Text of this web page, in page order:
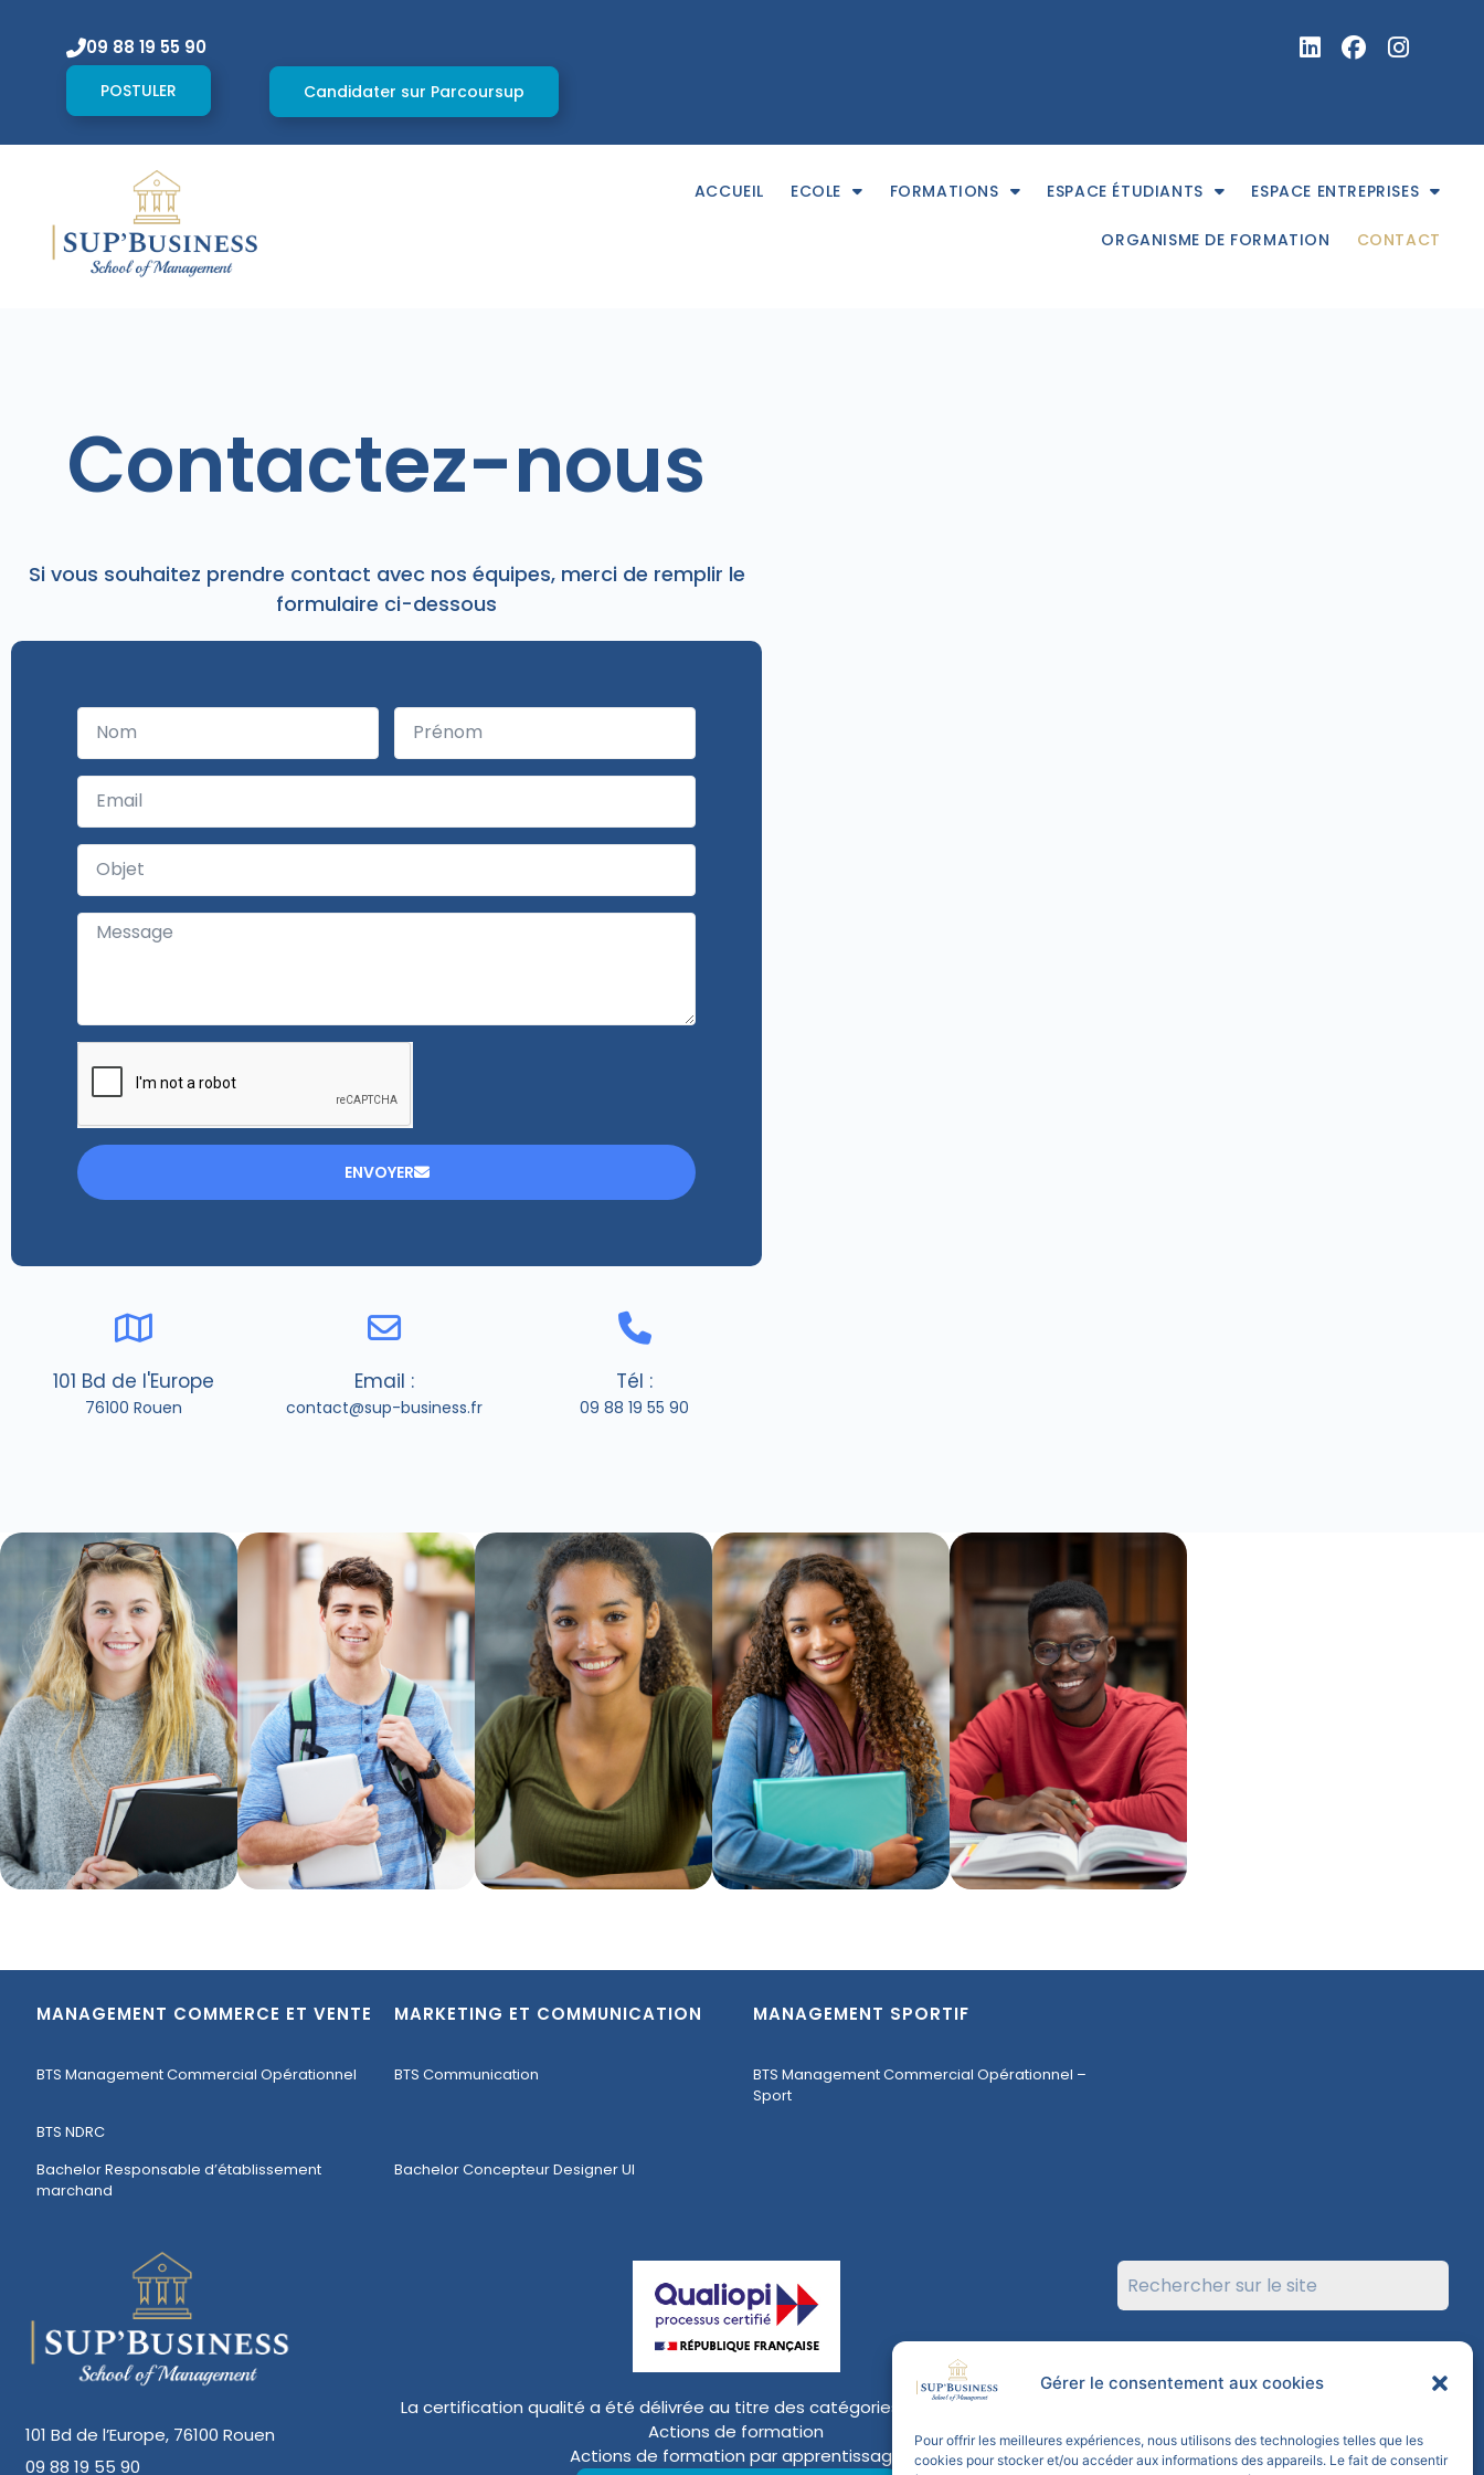
Gérer le consentement aux cookies
Pour offrir les meilleures expériences, nous utilisons des technologies telles que les
cookies pour stocker et/ou accéder aux informations des appareils. Le fait de consentir
09 88 19 55 90
POSTULER Candidater sur Parcoursup
ACCUEIL ECOLE FORMATIONS ESPACE ÉTUDIANTS ESPACE ENTREPRISES
ORGANISME DE FORMATION CONTACT
Contactez-nous
Si vous souhaitez prendre contact avec nos équipes, merci de remplir le
formulaire ci-dessous
ENVOYER
101 Bd de l'Europe
76100 Rouen
Email :
contact@sup-business.fr
Tél :
09 88 19 55 90
MANAGEMENT COMMERCE ET VENTE MARKETING ET COMMUNICATION MANAGEMENT SPORTIF
BTS Management Commercial Opérationnel BTS Communication
BTS Management Commercial Opérationnel –
Sport
BTS NDRC
Bachelor Responsable d’établissement
marchand
Bachelor Concepteur Designer UI
101 Bd de l’Europe, 76100 Rouen
09 88 19 55 90
La certification qualité a été délivrée au titre des catégories d’actions suivantes :
Actions de formation
Actions de formation par apprentissage